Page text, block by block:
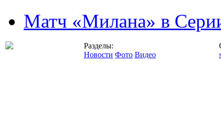
Матч «Милана» в
Разделы:
Новости Фото Видео